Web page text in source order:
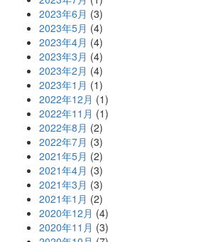
2023年6月 (3)
2023年5月 (4)
2023年4月 (4)
2023年3月 (4)
2023年2月 (4)
2023年1月 (1)
2022年12月 (1)
2022年11月 (1)
2022年8月 (2)
2022年7月 (3)
2021年5月 (2)
2021年4月 (3)
2021年3月 (3)
2021年1月 (2)
2020年12月 (4)
2020年11月 (3)